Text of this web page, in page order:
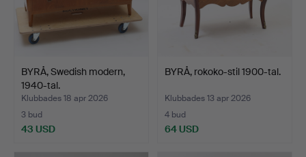
BYRÅ, Swedish modern,
1940-tal.
Klubbades 18 apr 2026
3 bud
43 USD
BYRÅ, rokoko-stil 1900-tal.
Klubbades 13 apr 2026
4 bud
64 USD